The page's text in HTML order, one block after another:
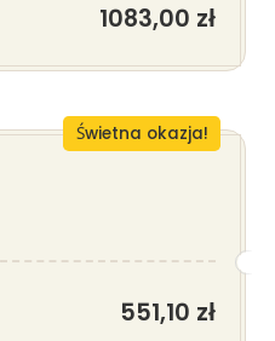
1083,00 zł
Świetna okazja!
551,10 zł